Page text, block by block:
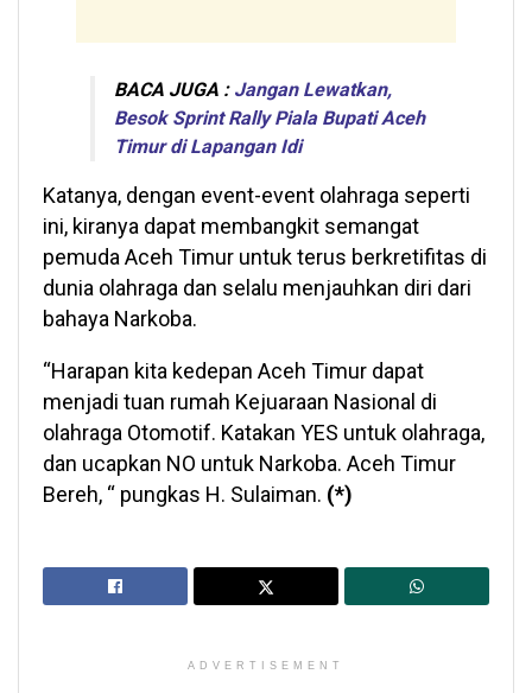
BACA JUGA : Jangan Lewatkan,
Besok Sprint Rally Piala Bupati Aceh
Timur di Lapangan Idi
Katanya, dengan event-event olahraga seperti
ini, kiranya dapat membangkit semangat
pemuda Aceh Timur untuk terus berkretifitas di
dunia olahraga dan selalu menjauhkan diri dari
bahaya Narkoba.
“Harapan kita kedepan Aceh Timur dapat
menjadi tuan rumah Kejuaraan Nasional di
olahraga Otomotif. Katakan YES untuk olahraga,
dan ucapkan NO untuk Narkoba. Aceh Timur
Bereh, “ pungkas H. Sulaiman. (*)
ADVERTISEMENT